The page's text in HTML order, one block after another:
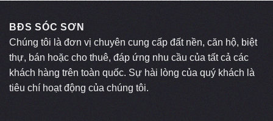
BĐS SÓC SƠN
Chúng tôi là đơn vị chuyên cung cấp đất nền, căn hộ, biệt
thự, bán hoặc cho thuê, đáp ứng nhu cầu của tất cả các
khách hàng trên toàn quốc. Sự hài lòng của quý khách là
tiêu chí hoạt động của chúng tôi.